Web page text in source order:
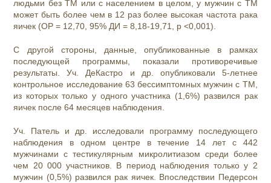
людьми без ТМ или с населением в целом, у мужчин с ТМ
может быть более чем в 12 раз более высокая частота рака
яичек (ОР = 12,70, 95% ДИ = 8,18-19,71, p <0,001).
С другой стороны, данные, опубликованные в рамках
последующей программы, показали противоречивые
результаты. Уч. ДеКастро и др. опубликовали 5-летнее
контрольное исследование 63 бессимптомных мужчин с ТМ,
из которых только у одного участника (1,6%) развился рак
яичек после 64 месяцев наблюдения.
Уч. Патель и др. исследовали программу последующего
наблюдения в одном центре в течение 14 лет с 442
мужчинами с тестикулярным микролитиазом среди более
чем 20 000 участников. В период наблюдения только у 2
мужчин (0,5%) развился рак яичек. Впоследствии Педерсон